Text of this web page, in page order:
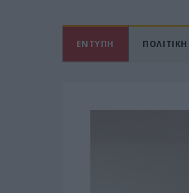
ΕΝΤΥΠΗ ΠΟΛΙΤΙΚΗ